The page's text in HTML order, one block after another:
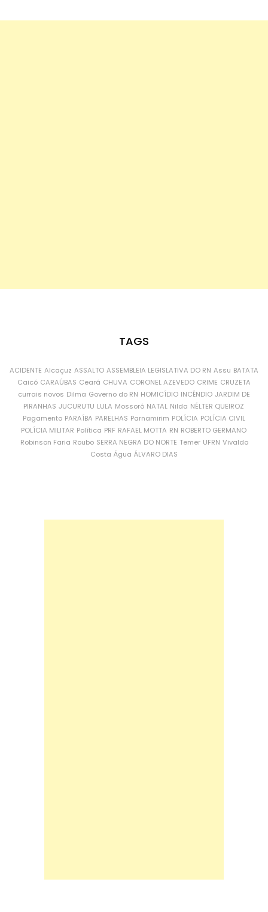
TAGS
ACIDENTE Alcaçuz ASSALTO ASSEMBLEIA LEGISLATIVA DO RN Assu BATATA
Caicó CARAÚBAS Ceará CHUVA CORONEL AZEVEDO CRIME CRUZETA
currais novos Dilma Governo do RN HOMICÍDIO INCÊNDIO JARDIM DE
PIRANHAS JUCURUTU LULA Mossoró NATAL Nilda NÉLTER QUEIROZ
Pagamento PARAÍBA PARELHAS Parnamirim POLÍCIA POLÍCIA CIVIL
POLÍCIA MILITAR Política PRF RAFAEL MOTTA RN ROBERTO GERMANO
Robinson Faria Roubo SERRA NEGRA DO NORTE Temer UFRN Vivaldo
Costa Água ÁLVARO DIAS